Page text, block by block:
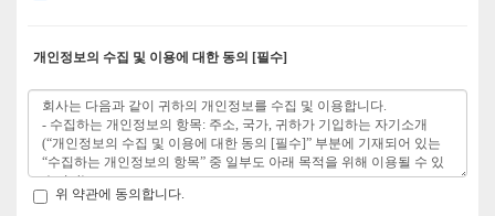
개인정보의 수집 및 이용에 대한 동의 [필수]
위 약관에 동의합니다.